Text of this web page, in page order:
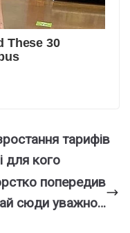
тарифів
для кого
попередив
сюди увaжно…